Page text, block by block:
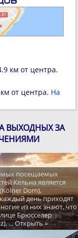
км от центра.
от центра. На
ВЫХОДНЫХ ЗА
посещаемых
Кельна является
Dom),
день приходят
из них знают, что
Брюсселер
... Открыть »